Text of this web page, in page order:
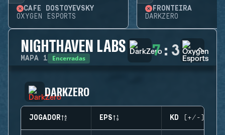
CAFÉ DOSTOYEVSKY
OXYGEN ESPORTS
FRONTEIRA
DARKZERO
NIGHTHAVEN LABS
MAPA 1 Encerradas 7: 3
DARKZERO
JOGADOR EPS KD (+/-)